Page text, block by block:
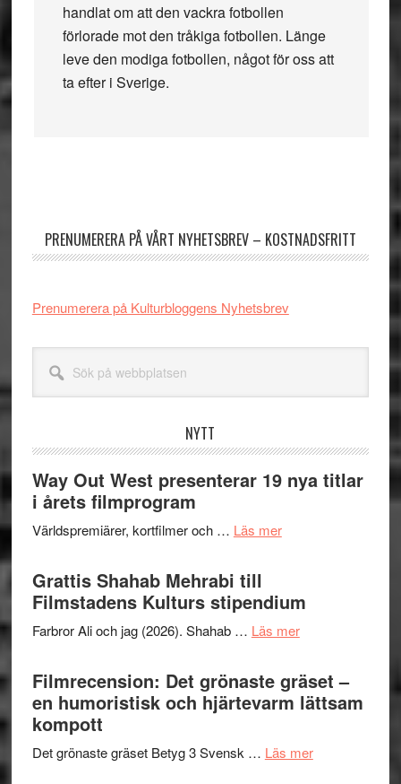
handlat om att den vackra fotbollen
förlorade mot den tråkiga fotbollen. Länge
leve den modiga fotbollen, något för oss att
ta efter i Sverige.
PRENUMERERA PÅ VÅRT NYHETSBREV – KOSTNADSFRITT
Prenumerera på Kulturbloggens Nyhetsbrev
webbplatsen
NYTT
Way Out West presenterar 19 nya titlar
i årets filmprogram
Världspremiärer, kortfilmer och … Läs merom
presenterar
19
titlar
i
Grattis Shahab Mehrabi till
Filmstadens Kulturs stipendium
Farbror Ali och jag (2026). Shahab … Läs merom
Shahab
Mehrabi
till
Kulturs
Filmrecension: Det grönaste gräset –
en humoristisk och hjärtevarm lättsam
kompott
Det grönaste gräset Betyg 3 Svensk … Läs merom